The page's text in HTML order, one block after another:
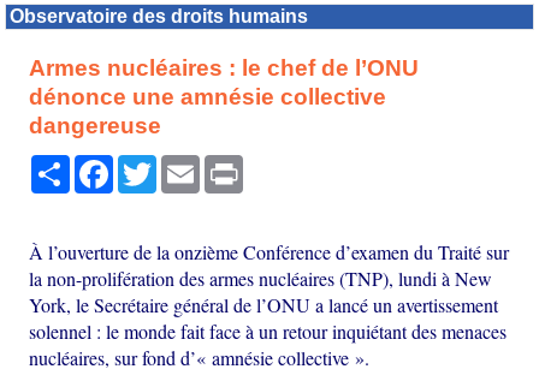
Observatoire des droits humains
Armes nucléaires : le chef de l’ONU
dénonce une amnésie collective
dangereuse
PartagerFacebook
TwitterEmail
À l’ouverture de la onzième Conférence d’examen du Traité sur
la non-prolifération des armes nucléaires (TNP), lundi à New
York, le Secrétaire général de l’ONU a lancé un avertissement
solennel : le monde fait face à un retour inquiétant des menaces
nucléaires, sur fond d’« amnésie collective ».